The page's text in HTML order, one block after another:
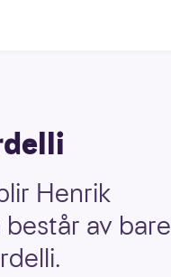
Henrik
av bare